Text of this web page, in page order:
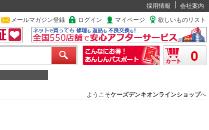
採用情報
会社案内
メールマガジン登録 ログイン マイページ 欲しいものリスト
0
ようこそケーズデンキオンラインショップへ